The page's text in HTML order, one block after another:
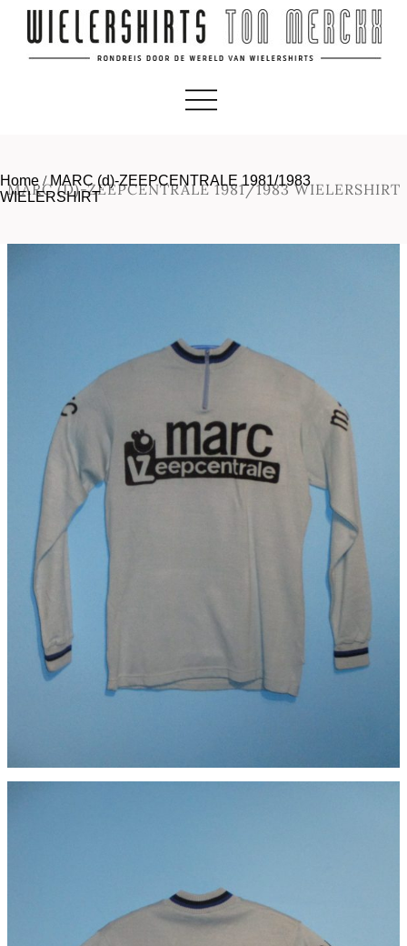
MARC (D)-ZEEPCENTRALE 1981/1983 WIELERSHIRT
Home /MARC (d)-ZEEPCENTRALE 1981/1983
WIELERSHIRT